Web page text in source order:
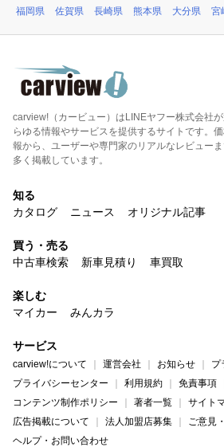
福岡県
佐賀県 長崎県 熊本県 大分県 宮
carview!（カービュー）はLINEヤフー株式会社
らゆる情報やサービスを提供するサイトです。
報から、ユーザーや専門家のリアルなレビュー
多く掲載しています。
知る
カタログ
ニュース オリジナル記事
買う・売る
中古車検索
新車見積り 車買取
楽しむ
マイカー
みんカラ
サービス
carview!について 運営会社 お知らせ
プ
プライバシーセンター
利用規約
免責事項
コンテンツ制作ポリシー
著者一覧
サイト
広告掲載について
法人加盟店募集
ご意見
ヘルプ・お問い合わせ